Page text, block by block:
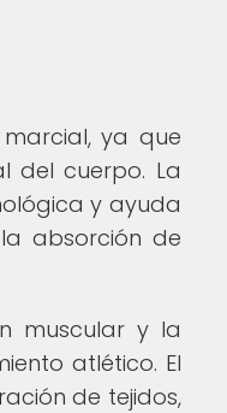
ya que
del cuerpo. La
y ayuda
absorción de
muscular y la
atlético. El
de tejidos,